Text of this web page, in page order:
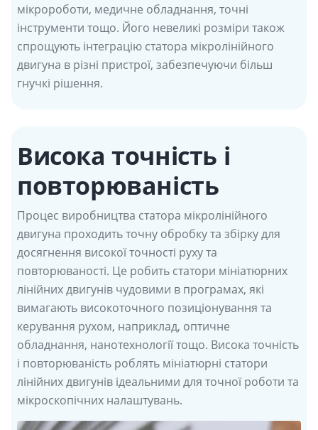
мікророботи, медичне обладнання, точні
інструменти тощо. Його невеликі розміри також
спрощують інтеграцію статора мікролінійного
двигуна в різні пристрої, забезпечуючи більш
гнучкі рішення.
Висока точність і
повторюваність
Процес виробництва статора мікролінійного
двигуна проходить точну обробку та збірку для
досягнення високої точності руху та
повторюваності. Це робить статори мініатюрних
лінійних двигунів чудовими в програмах, які
вимагають високоточного позиціонування та
керування рухом, наприклад, оптичне
обладнання, нанотехнології тощо. Висока точність
і повторюваність роблять мініатюрні статори
лінійних двигунів ідеальними для точної роботи та
мікроскопічних налаштувань.